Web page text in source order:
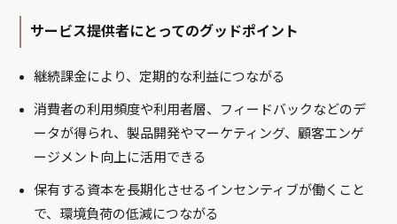
サービス提供者にとってのグッドポイント
継続課金により、定期的な利益につながる
消費者の利用頻度や利用者層、フィードバックなどのデ
ータが得られ、製品開発やマーケティング、顧客エンゲ
ージメント向上に活用できる
保有する資本を長期化させるインセンティブが働くこと
で、環境負荷の低減につながる